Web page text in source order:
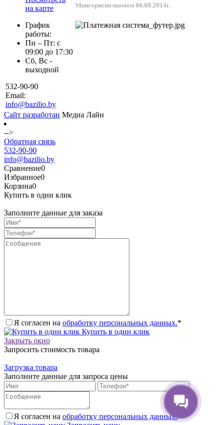
на карте
График
работы:
Пн – Пт: с
09:00 до 17:30
Сб, Вс -
выходной
532-90-90
Email:
info@bazilio.by
Мингорисполкомом 06.08.2014г.
Сайт разработан Медиа Лайн
-->
Обратная связь
532-90-90
info@bazilio.by
Сравнение0
Избранное0
Корзина0
Купить в один клик
Заполните данные для заказа
Я согласен на обработку персональных данных.*
Купить в один клик
Закрыть окно
Запросить стоимость товара
Загрузка товара
Заполните данные для запроса цены
Я согласен на обработку персональных данных.*